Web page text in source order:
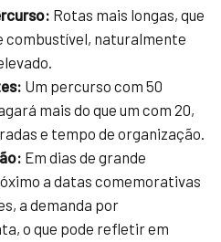
Rotas mais longas, que
combustível, naturalmente
Um percurso com 50
mais do que um com 20,
e tempo de organização.
Em dias de grande
a datas comemorativas
a demanda por
o que pode refletir em